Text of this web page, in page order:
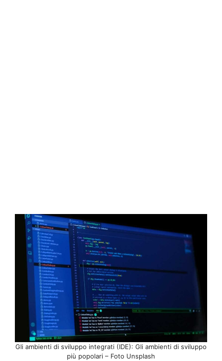
Gli ambienti di sviluppo integrati (IDE): Gli ambienti di sviluppo
più popolari – Foto Unsplash